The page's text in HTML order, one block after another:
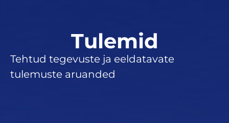
Tulemid
Tehtud tegevuste ja eeldatavate
tulemuste aruanded